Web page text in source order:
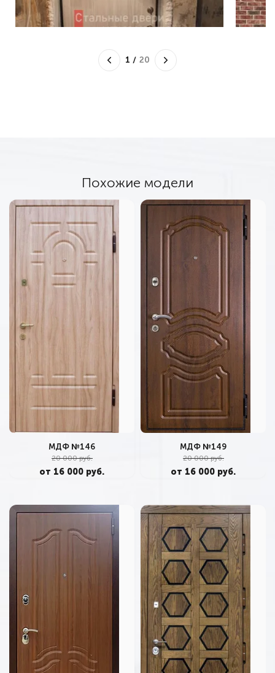
1 / 20
Похожие модели
МДФ №146
20 000 руб.
от 16 000 руб.
МДФ №149
20 000 руб.
от 16 000 руб.